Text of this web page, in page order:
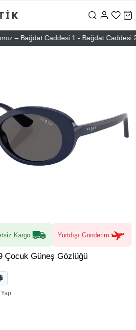
– Bağdat Caddesi 1 - Bağdat Caddesi 2 -
Kargo Yurtdışı Gönderim
Çocuk Güneş Gözlüğü